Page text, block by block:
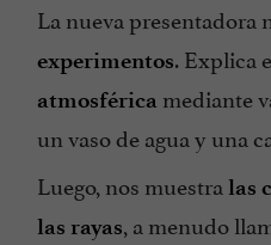
La nueva presentadora
experimentos. Explica
atmosférica mediante
un vaso de agua y una
Luego, nos muestra las
las rayas, a menudo